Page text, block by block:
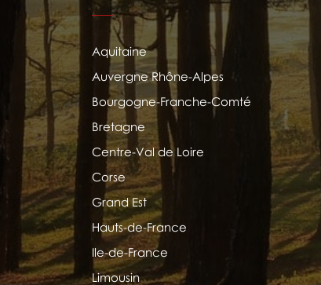
Aquitaine
Auvergne Rhône-Alpes
Bourgogne-Franche-Comté
Bretagne
Centre-Val de Loire
Corse
Grand Est
Hauts-de-France
Ile-de-France
Limousin